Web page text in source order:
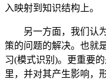
入映射到知识结构上。
另一方面，我们认
策的问题的解决。也就
习(模式识别)。更重要
里，并对其产生影响，